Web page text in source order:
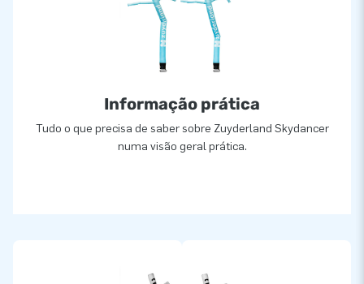
Informação prática
Tudo o que precisa de saber sobre Zuyderland Skydancer
numa visão geral prática.